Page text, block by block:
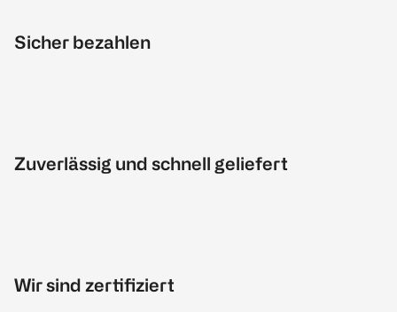
Sicher bezahlen
Zuverlässig und schnell geliefert
Wir sind zertifiziert